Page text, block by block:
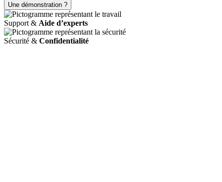
Une démonstration ?
Support & Aide d’experts
Sécurité & Confidentialité